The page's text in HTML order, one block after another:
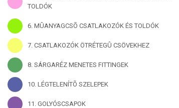
TOLDÓK
6. MÛANYAGCSÕ CSATLAKOZÓK ÉS TOLDÓK
7. CSATLAKOZÓK ÖTRÉTEGÛ CSÖVEKHEZ
8. SÁRGARÉZ MENETES FITTINGEK
10. LÉGTELENÍTÕ SZELEPEK
11. GOLYÓSCSAPOK